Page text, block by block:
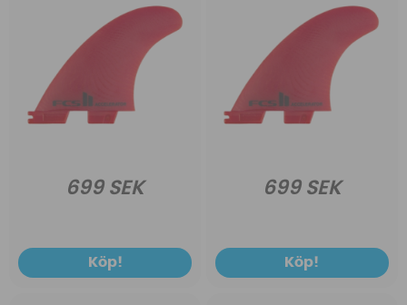
699 SEK
Köp!
699 SEK
Köp!